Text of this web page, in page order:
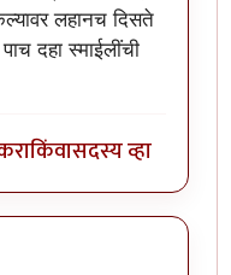
लहानच दिसते
दहा स्माईलींची
किंवासदस्य व्हा